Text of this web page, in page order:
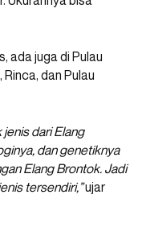
ada juga di Pulau
dan Pulau
jenis dari Elang
dan genetiknya
Elang Brontok. Jadi
tersendiri,”ujar